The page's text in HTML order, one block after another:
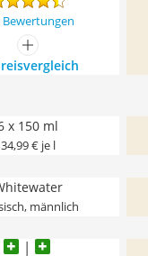
Bewertungen
mehr anzeigen
x 150 ml
34,99 € je l
männlich